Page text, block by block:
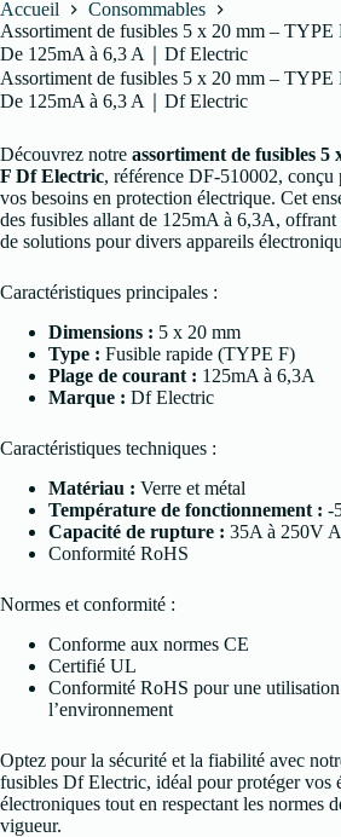
Accueil
Consommables
Assortiment de fusibles 5 x 20 mm –
De 125mA à 6,3 A｜Df Electric
Assortiment de fusibles 5 x 20 mm –
De 125mA à 6,3 A｜Df Electric
Découvrez notre assortiment de fusibles 5
F Df Electric, référence DF-510002, conçu
vos besoins en protection électrique. Cet
des fusibles allant de 125mA à 6,3A, offrant
de solutions pour divers appareils
Caractéristiques principales :
Dimensions : 5 x 20 mm
Type : Fusible rapide (TYPE F)
Plage de courant : 125mA à 6,3A
Marque : Df Electric
Caractéristiques techniques :
Matériau : Verre et métal
Température de fonctionnement : -
Capacité de rupture : 35A à 250V
Conformité RoHS
Normes et conformité :
Conforme aux normes CE
Certifié UL
Conformité RoHS pour une utilisation
l’environnement
Optez pour la sécurité et la fiabilité avec
fusibles Df Electric, idéal pour protéger vos
électroniques tout en respectant les normes
vigueur.